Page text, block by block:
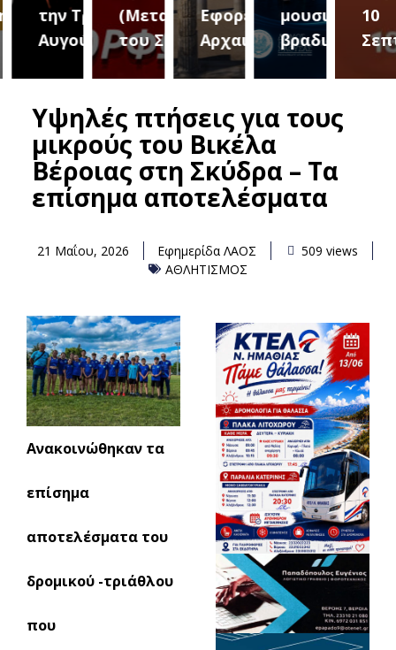
2 την Τρίτη 18
Αυγούστου
(Μεταμόρφωση
του Σωτήρος)
Εφορεία
Αρχαιοτήτων
μουσική
βραδιά
10
Υψηλές πτήσεις για τους
μικρούς του Βικέλα
Βέροιας στη Σκύδρα – Τα
επίσημα αποτελέσματα
21 Μαΐου, 2026 Εφημερίδα ΛΑΟΣ
509 views
ΑΘΛΗΤΙΣΜΟΣ
Ανακοινώθηκαν τα
επίσημα
αποτελέσματα του
δρομικού -τριάθλου
που